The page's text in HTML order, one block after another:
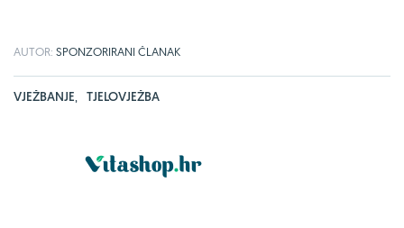
AUTOR: SPONZORIRANI ČLANAK
VJEŽBANJE, TJELOVJEŽBA